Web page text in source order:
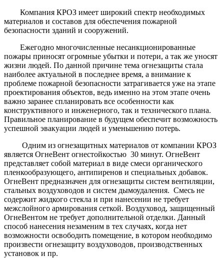
Компания КРОЗ имеет широкий спектр необходимых
материалов и составов для обеспечения пожарной
безопасности зданий и сооружений.
Ежегодно многочисленные несанкционированные
пожары приносят огромные убытки и потери, а так же уносят
жизни людей. По данной причине тема огнезащиты стала
наиболее актуальной в последнее время, а внимание к
проблеме пожарной безопасности затрагивается уже на этапе
проектирования объектов, ведь именно на этом этапе очень
важно заранее спланировать все особенности как
конструктивного и инженерного, так и технического плана.
Правильное планирование в будущем обеспечит возможность
успешной эвакуации людей и уменьшению потерь.
Одним из огнезащитных материалов от компании КРОЗ
является ОгнеВент огнестойкостью 30 минут. ОгнеВент
представляет собой материал в виде смеси органического
пленкообразующего, антипиренов и специальных добавок.
ОгнеВент предназначен для огнезащиты систем вентиляции,
стальных воздуховодов и систем дымоудаления. Смесь не
содержит жидкого стекла и при нанесении не требует
межслойного армирования сеткой. Воздуховод, защищенный
ОгнеВентом не требует дополнительной отделки. Данный
способ нанесения незаменим в тех случаях, когда нет
возможности освободить помещение, в котором необходимо
произвести огнезащиту воздуховодов, производственных
установок и пр.